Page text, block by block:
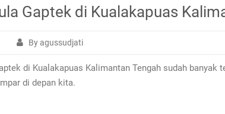
Gaptek di Kualakapuas
By agussudjati
di Kualakapuas Kalimantan Tengah sudah
di depan kita.